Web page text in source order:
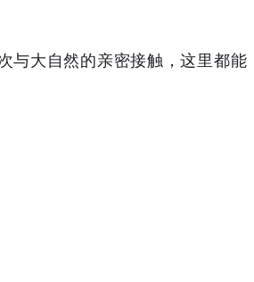
与大自然的亲密接触，这里都能